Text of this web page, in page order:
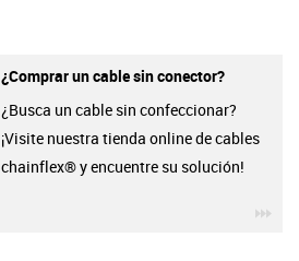
¿Comprar un cable sin conector?
¿Busca un cable sin confeccionar?
¡Visite nuestra tienda online de cables
chainflex® y encuentre su solución!